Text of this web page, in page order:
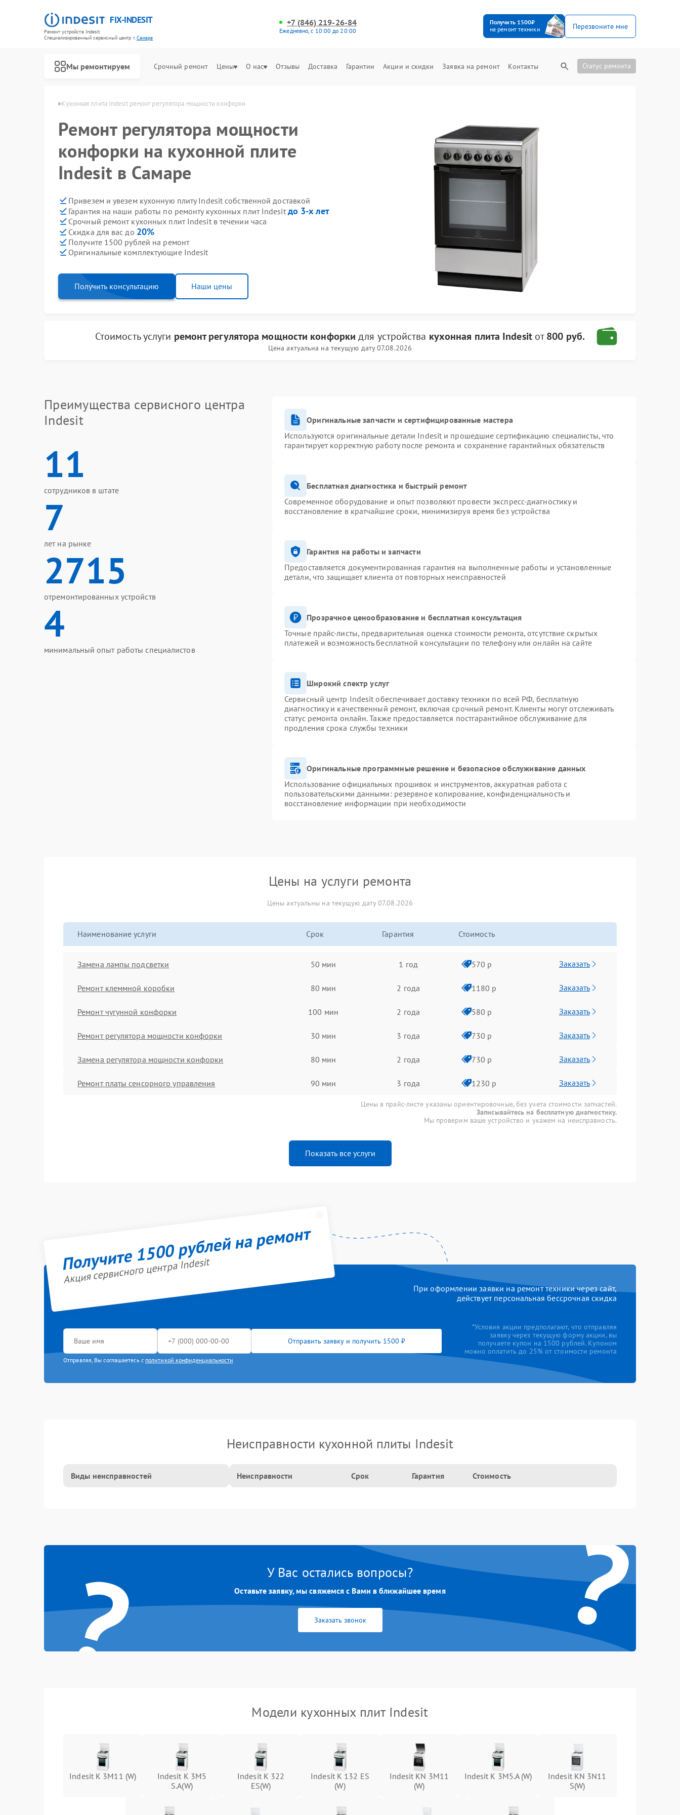
FIX-INDESIT
Ремонт устройств Indesit
Специализированный cервисный центр г.Самара
+7 (846) 219-26-84
Ежедневно, с 10:00 до 20:00
Получить 1500₽
на ремонт техники
Перезвоните мне
Мы ремонтируем Срочный ремонт Цены О нас Отзывы Доставка Гарантии Акции и скидки Заявка на ремонт Контакты Статус ремонта
Indesit в Самаре Кухонная плита Indesit ремонт регулятора мощности конфорки
Ремонт регулятора мощности
конфорки на кухонной плите
Indesit в Самаре
Привезем и увезем кухонную плиту Indesit собственной доставкой
Гарантия на наши работы по ремонту кухонных плит Indesit до 3-х лет
Срочный ремонт кухонных плит Indesit в течении часа
Скидка для вас до 20%
Получите 1500 рублей на ремонт
Оригинальные комплектующие Indesit
Получить консультацию Наши цены
Стоимость услуги ремонт регулятора мощности конфорки для устройства кухонная плита Indesitот800 руб.
Цена актуальна на текущую дату 07.08.2026
Преимущества сервисного центра
Indesit
11
сотрудников в штате
7
лет на рынке
2715
отремонтированных устройств
4
минимальный опыт работы специалистов
Оригинальные запчасти и сертифицированные мастера
Используются оригинальные детали Indesit и прошедшие сертификацию специалисты, что
гарантирует корректную работу после ремонта и сохранение гарантийных обязательств
Бесплатная диагностика и быстрый ремонт
Современное оборудование и опыт позволяют провести экспресс-диагностику и
восстановление в кратчайшие сроки, минимизируя время без устройства
Гарантия на работы и запчасти
Предоставляется документированная гарантия на выполненные работы и установленные
детали, что защищает клиента от повторных неисправностей
Прозрачное ценообразование и бесплатная консультация
Точные прайс-листы, предварительная оценка стоимости ремонта, отсутствие скрытых
платежей и возможность бесплатной консультации по телефону или онлайн на сайте
Широкий спектр услуг
Сервисный центр Indesit обеспечивает доставку техники по всей РФ, бесплатную
диагностику и качественный ремонт, включая срочный ремонт. Клиенты могут отслеживать
статус ремонта онлайн. Также предоставляется постгарантийное обслуживание для
продления срока службы техники
Оригинальные программные решение и безопасное обслуживание данных
Использование официальных прошивок и инструментов, аккуратная работа с
пользовательскими данными: резервное копирование, конфиденциальность и
восстановление информации при необходимости
Цены на услуги ремонта
Цены актуальны на текущую дату 07.08.2026
Наименование услуги Срок Гарантия Стоимость
Замена лампы подсветки 50 мин 1 год 570 р Заказать
Ремонт клеммной коробки 80 мин 2 года 1180 р Заказать
Ремонт чугунной конфорки 100 мин 2 года 580 р Заказать
Ремонт регулятора мощности конфорки 30 мин 3 года 730 р Заказать
Замена регулятора мощности конфорки 80 мин 2 года 730 р Заказать
Ремонт платы сенсорного управления 90 мин 3 года 1230 р Заказать
Цены в прайс-листе указаны ориентировочные, без учета стоимости запчастей.
Записывайтесь на бесплатную диагностику.
Мы проверим ваше устройство и укажем на неисправность.
Показать все услуги
Получите 1500 рублей на ремонт
Акция сервисного центра Indesit
При оформлении заявки на ремонт техники через сайт,
действует персональная бессрочная скидка
Отправить заявку и получить 1500 ₽
Отправляя, Вы соглашаетесь с политикой конфиденциальности
*Условия акции предполагают, что отправляя
заявку через текущую форму акции, вы
получаете купон на 1500 рублей. Купоном
можно оплатить до 25% от стоимости ремонта
Неисправности кухонной плиты Indesit
Виды неисправностей Неисправности Срок Гарантия Стоимость
? ?
У Вас остались вопросы?
Оставьте заявку, мы свяжемся с Вами в ближайшее время
Заказать звонок
Модели кухонных плит Indesit
Indesit K 3M11 (W)
Indesit K 3M5
S.A(W)
Indesit K 322
ES(W)
Indesit K 132 ES
(W)
Indesit KN 3M11
(W)
Indesit K 3M5.A (W)
Indesit KN 3N11
S(W)